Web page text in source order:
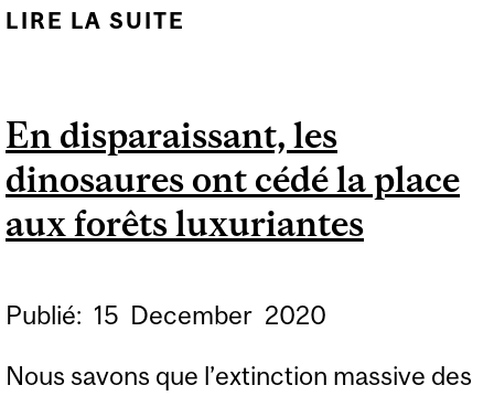
LIRE LA SUITE
MÉDUSE DANS DES
FOSSILES MIS AU JOUR
PRÈS DE QUÉBEC
En disparaissant, les
dinosaures ont cédé la place
aux forêts luxuriantes
Publié: 15 December 2020
Nous savons que l’extinction massive des